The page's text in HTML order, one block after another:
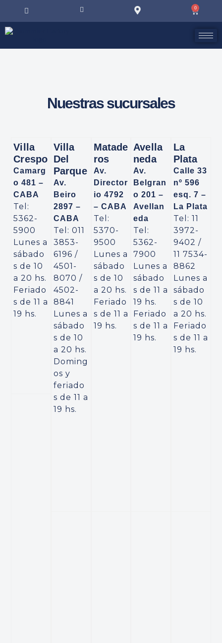
0
Nuestras sucursales
Villa
Crespo
Camarg
o 481 –
CABA
Tel:
5362-
5900
Lunes a
sábado
s de 10
a 20 hs.
Feriado
s de 11 a
19 hs.
Villa
Del
Parque
Av.
Beiro
2897 –
CABA
Tel: 011
3853-
6196 /
4501-
8070 /
4502-
8841
Lunes a
sábado
s de 10
a 20 hs.
Doming
os y
feriado
s de 11 a
19 hs.
Matade
Ros
Av.
Director
io 4792
– CABA
Tel:
5370-
9500
Lunes a
sábado
s de 10
a 20 hs.
Feriado
s de 11 a
19 hs.
Avella
Neda
Av.
Belgran
o 201 –
Avellan
eda
Tel:
5362-
7900
Lunes a
sábado
s de 11 a
19 hs.
Feriado
s de 11 a
19 hs.
La
Plata
Calle 33
nº 596
esq. 7 –
La Plata
Tel: 11
3972-
9402 /
11 7534-
8862
Lunes a
sábado
s de 10
a 20 hs.
Feriado
s de 11 a
19 hs.